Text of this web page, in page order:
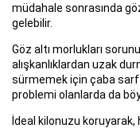
müdahale sonrasında
gelebilir.
Göz altı morlukları
alışkanlıklardan uzak
sürmemek için çaba sarf
problemi olanlarda da
İdeal kilonuzu